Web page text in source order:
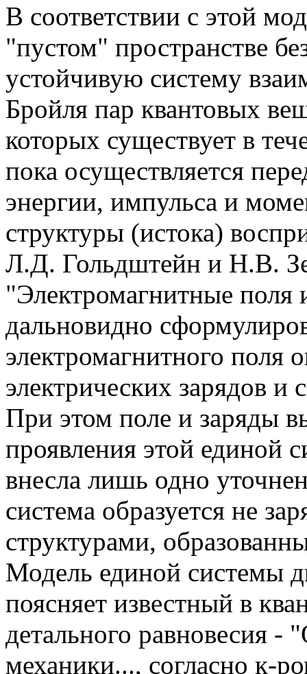
В соответствии с этой
"пустом" пространстве
устойчивую систему
Бройля пар квантовых
которых существует в
пока осуществляется
энергии, импульса и
структуры (истока)
Л.Д. Гольдштейн и Н.В.
"Электромагнитные поля
дальновидно
электромагнитного поля
электрических зарядов и
При этом поле и заряды
проявления этой единой
внесла лишь одно
система образуется не
структурами,
Модель единой системы
поясняет известный в
детального равновесия
механики..., согласно к-